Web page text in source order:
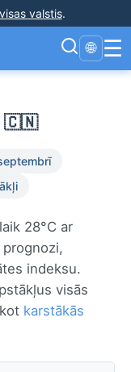
valstis.
🌐 ☰
🇨🇳
28°C ar
indeksu.
visās
karstākās